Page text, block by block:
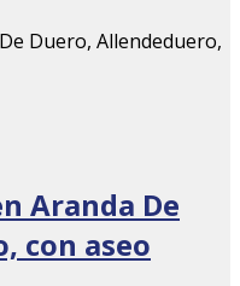
Aranda De
con aseo